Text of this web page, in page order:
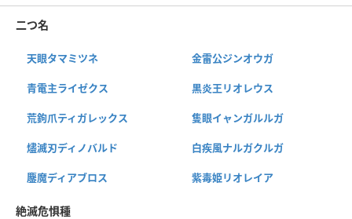
二つ名
天眼タマミツネ 金雷公ジンオウガ
青電主ライゼクス 黒炎王リオレウス
荒鉤爪ティガレックス 隻眼イャンガルルガ
燼滅刃ディノバルド 白疾風ナルガクルガ
鏖魔ディアブロス 紫毒姫リオレイア
絶滅危惧種